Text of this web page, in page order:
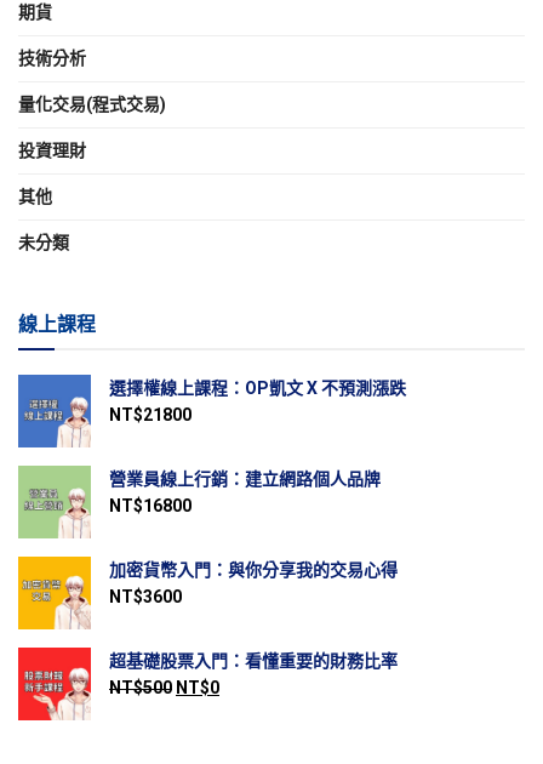
期貨
技術分析
量化交易(程式交易)
投資理財
其他
未分類
線上課程
選擇權線上課程：OP凱文 X 不預測漲跌
NT$21800
營業員線上行銷：建立網路個人品牌
NT$16800
加密貨幣入門：與你分享我的交易心得
NT$3600
超基礎股票入門：看懂重要的財務比率
NT$500 NT$0